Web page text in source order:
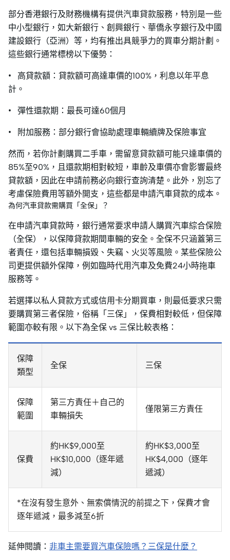
部分香港銀行及財務機構有提供汽車貸款服務，特別是一些
中小型銀行，如大新銀行、創興銀行、華僑永亨銀行及中國
建設銀行（亞洲）等，均有推出具競爭力的買車分期計劃。
這些銀行通常標榜以下優勢：
• 高貸款額：貸款額可高達車價的100%，利息以年平息
計。
• 彈性還款期：最長可達60個月
• 附加服務：部分銀行會協助處理車輛續牌及保險事宜
然而，若你計劃購買二手車，需留意貸款額可能只達車價的
85%至90%，且還款期相對較短，車齡及車價亦會影響最終
貸款額，因此在申請前務必向銀行查詢清楚。此外，別忘了
考慮保險費用等額外開支，這些都是申請汽車貸款的成本。
為何汽車貸款需購買「全保」？
在申請汽車貸款時，銀行通常要求申請人購買汽車綜合保險
（全保），以保障貸款期間車輛的安全。全保不只涵蓋第三
者責任，還包括車輛損毀、失竊、火災等風險。​某些保險公
司更提供額外保障，例如臨時代用汽車及免費24小時拖車
服務等。
若選擇以私人貸款方式或信用卡分期買車，則最低要求只需
要購買第三者保險，俗稱「三保」，保費相對較低，但保障
範圍亦較有限。以下為全保 vs 三保比較表格：
保障
類型
全保 三保
保障
範圍
第三方責任＋自己的
車輛損失
僅限第三方責任
保費
約HK$9,000至
HK$10,000（逐年遞
減）
約HK$3,000至
HK$4,000（逐年
遞減）
*在沒有發生意外、無索償情況的前提之下，保費才會
逐年遞減，最多減至6折
延伸閱讀： 非車主需要買汽車保險嗎？三保是什麼？